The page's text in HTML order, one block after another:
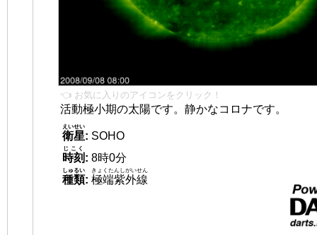
👈 お気に入りのアイコンをクリック！
活動極小期の太陽です。静かなコロナです。
衛星
えいせい
: SOHO
時刻
じこく
: 8時0分
種類
しゅるい
: 極端紫外線
きょくたんしがいせん